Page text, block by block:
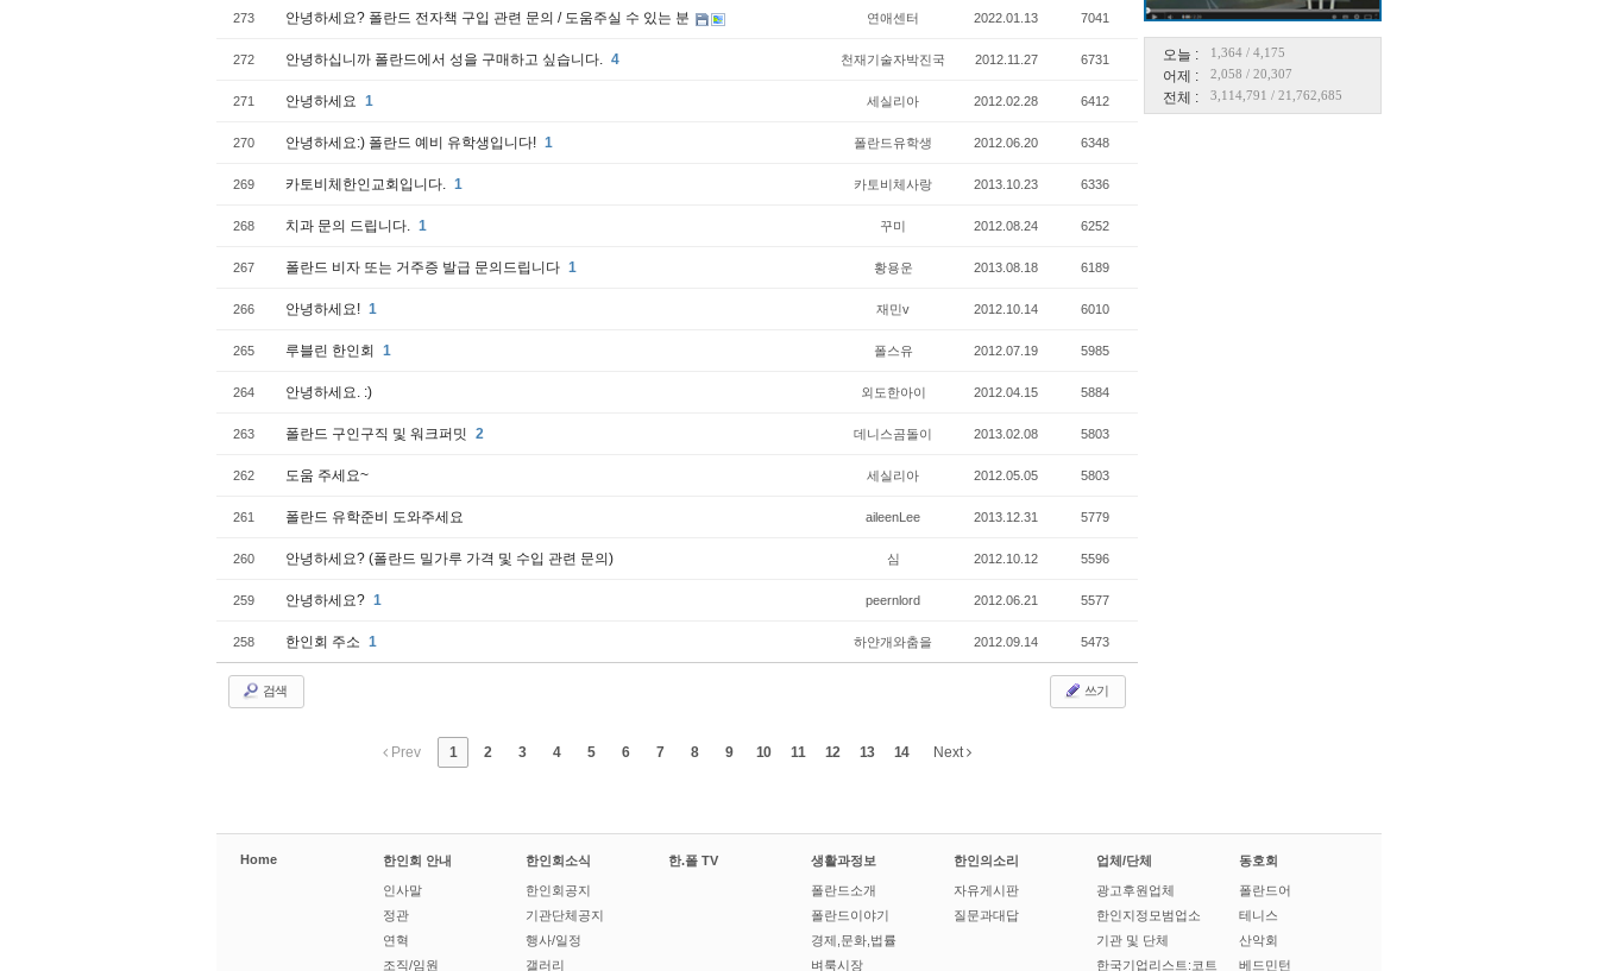
오늘 : 1,364 / 4,175
어제 : 2,058 / 20,307
전체 : 3,114,791 / 21,762,685
273 안녕하세요? 폴란드 전자책 구입 관련 문의 / 도움주실 수 있는 분 연애센터 2022.01.13 7041
272 안녕하십니까 폴란드에서 성을 구매하고 싶습니다. 4 천재기술자박진국 2012.11.27 6731
271 안녕하세요 1 세실리아 2012.02.28 6412
270 안녕하세요:) 폴란드 예비 유학생입니다! 1 폴란드유학생 2012.06.20 6348
269 카토비체한인교회입니다. 1 카토비체사랑 2013.10.23 6336
268 치과 문의 드립니다. 1 꾸미 2012.08.24 6252
267 폴란드 비자 또는 거주증 발급 문의드립니다 1 황용운 2013.08.18 6189
266 안녕하세요! 1 재민v 2012.10.14 6010
265 루블린 한인회 1 폴스유 2012.07.19 5985
264 안녕하세요. :) 외도한아이 2012.04.15 5884
263 폴란드 구인구직 및 워크퍼밋 2 데니스곰돌이 2013.02.08 5803
262 도움 주세요~ 세실리아 2012.05.05 5803
261 폴란드 유학준비 도와주세요 aileenLee 2013.12.31 5779
260 안녕하세요? (폴란드 밀가루 가격 및 수입 관련 문의) 심 2012.10.12 5596
259 안녕하세요? 1 peernlord 2012.06.21 5577
258 한인회 주소 1 하얀개와춤을 2012.09.14 5473
검색 쓰기
Prev 1 2 3 4 5 6 7 8 9 10 11 12 13 14 Next
Home 한인회 안내
인사말
정관
연혁
조직/임원
한인회소식
한인회공지
기관단체공지
행사/일정
갤러리
한.폴 TV 생활과정보
폴란드소개
폴란드이야기
경제,문화,법률
벼룩시장
한인의소리
자유게시판
질문과대답
업체/단체
광고후원업체
한인지정모범업소
기관 및 단체
한국기업리스트:코트
동호회
폴란드어
테니스
산악회
베드민턴